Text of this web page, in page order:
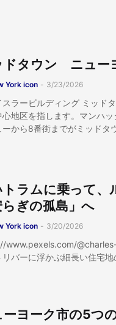
ドタウン ニュー
York icon - 3/23/2026
スラービルディング ミッド
心地区を指します。マンハ
ーから8番街までがミッドタ
トラムに乗って、
ぎの孤島」へ
York icon - 3/20/2026
www.pexels.com/
リバーに浮かぶ細長い住宅
ーヨーク市の5つ